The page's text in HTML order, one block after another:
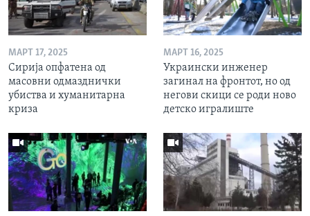
МАРТ 17, 2025
Сирија опфатена од
масовни одмазднички
убиства и хуманитарна
криза
МАРТ 16, 2025
Украински инженер
загинал на фронтот, но од
негови скици се роди ново
детско игралиште